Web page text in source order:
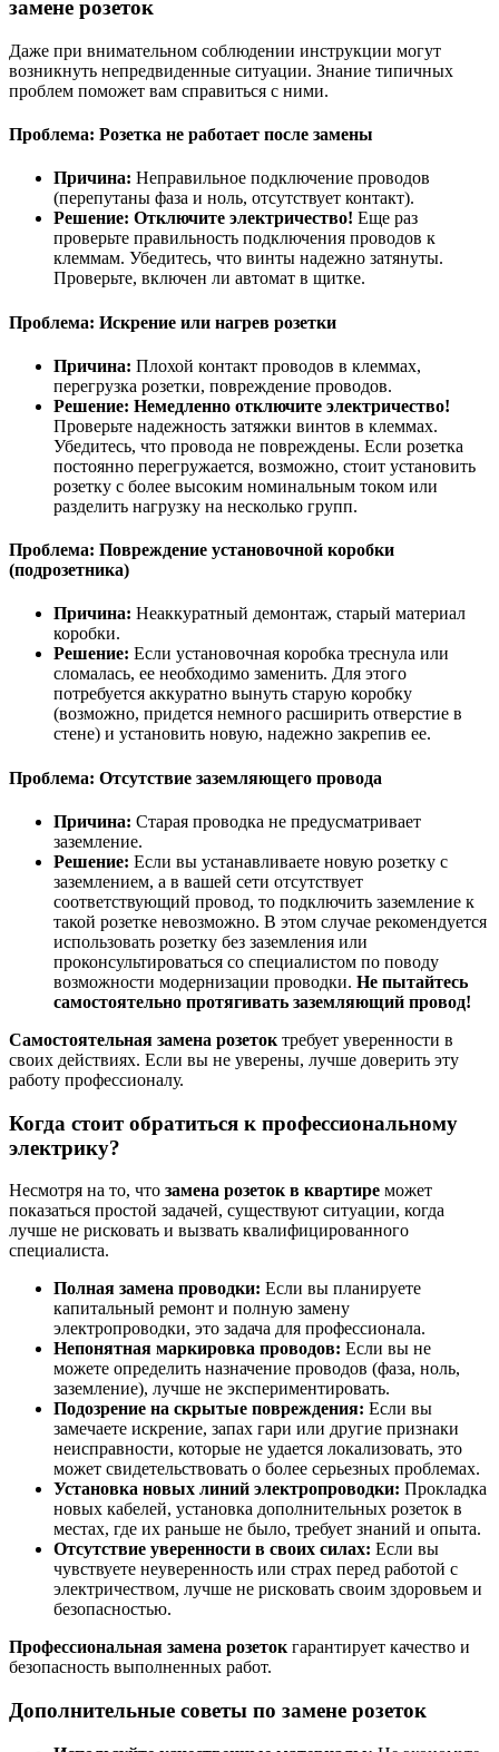
замене розеток
Даже при внимательном соблюдении инструкции могут
возникнуть непредвиденные ситуации. Знание типичных
проблем поможет вам справиться с ними.
Проблема: Розетка не работает после замены
Причина: Неправильное подключение проводов
(перепутаны фаза и ноль, отсутствует контакт).
Решение: Отключите электричество! Еще раз
проверьте правильность подключения проводов к
клеммам. Убедитесь, что винты надежно затянуты.
Проверьте, включен ли автомат в щитке.
Проблема: Искрение или нагрев розетки
Причина: Плохой контакт проводов в клеммах,
перегрузка розетки, повреждение проводов.
Решение: Немедленно отключите электричество!
Проверьте надежность затяжки винтов в клеммах.
Убедитесь, что провода не повреждены. Если розетка
постоянно перегружается, возможно, стоит установить
розетку с более высоким номинальным током или
разделить нагрузку на несколько групп.
Проблема: Повреждение установочной коробки
(подрозетника)
Причина: Неаккуратный демонтаж, старый материал
коробки.
Решение: Если установочная коробка треснула или
сломалась, ее необходимо заменить. Для этого
потребуется аккуратно вынуть старую коробку
(возможно, придется немного расширить отверстие в
стене) и установить новую, надежно закрепив ее.
Проблема: Отсутствие заземляющего провода
Причина: Старая проводка не предусматривает
заземление.
Решение: Если вы устанавливаете новую розетку с
заземлением, а в вашей сети отсутствует
соответствующий провод, то подключить заземление к
такой розетке невозможно. В этом случае рекомендуется
использовать розетку без заземления или
проконсультироваться со специалистом по поводу
возможности модернизации проводки. Не пытайтесь
самостоятельно протягивать заземляющий провод!
Самостоятельная замена розеток требует уверенности в
своих действиях. Если вы не уверены, лучше доверить эту
работу профессионалу.
Когда стоит обратиться к профессиональному
электрику?
Несмотря на то, что замена розеток в квартире может
показаться простой задачей, существуют ситуации, когда
лучше не рисковать и вызвать квалифицированного
специалиста.
Полная замена проводки: Если вы планируете
капитальный ремонт и полную замену
электропроводки, это задача для профессионала.
Непонятная маркировка проводов: Если вы не
можете определить назначение проводов (фаза, ноль,
заземление), лучше не экспериментировать.
Подозрение на скрытые повреждения: Если вы
замечаете искрение, запах гари или другие признаки
неисправности, которые не удается локализовать, это
может свидетельствовать о более серьезных проблемах.
Установка новых линий электропроводки: Прокладка
новых кабелей, установка дополнительных розеток в
местах, где их раньше не было, требует знаний и опыта.
Отсутствие уверенности в своих силах: Если вы
чувствуете неуверенность или страх перед работой с
электричеством, лучше не рисковать своим здоровьем и
безопасностью.
Профессиональная замена розеток гарантирует качество и
безопасность выполненных работ.
Дополнительные советы по замене розеток